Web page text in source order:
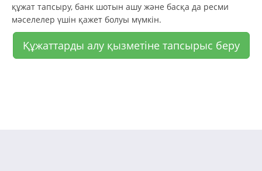
құжат тапсыру, банк шотын ашу және басқа да ресми
мәселелер үшін қажет болуы мүмкін.
Құжаттарды алу қызметіне тапсырыс беру